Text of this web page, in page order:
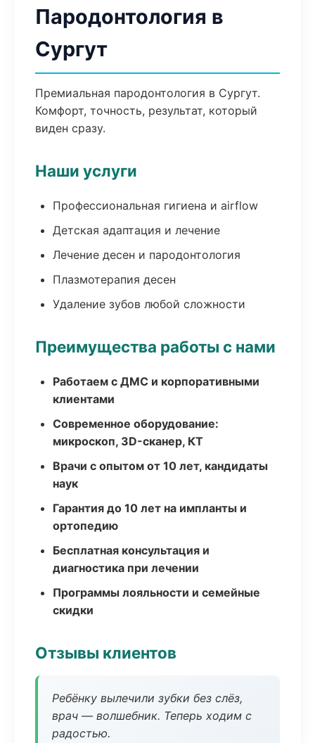
Пародонтология в
Сургут
Премиальная пародонтология в Сургут.
Комфорт, точность, результат, который
виден сразу.
Наши услуги
Профессиональная гигиена и airflow
Детская адаптация и лечение
Лечение десен и пародонтология
Плазмотерапия десен
Удаление зубов любой сложности
Преимущества работы с нами
Работаем с ДМС и корпоративными
клиентами
Современное оборудование:
микроскоп, 3D-сканер, КТ
Врачи с опытом от 10 лет, кандидаты
наук
Гарантия до 10 лет на импланты и
ортопедию
Бесплатная консультация и
диагностика при лечении
Программы лояльности и семейные
скидки
Отзывы клиентов
Ребёнку вылечили зубки без слёз,
врач — волшебник. Теперь ходим с
радостью.